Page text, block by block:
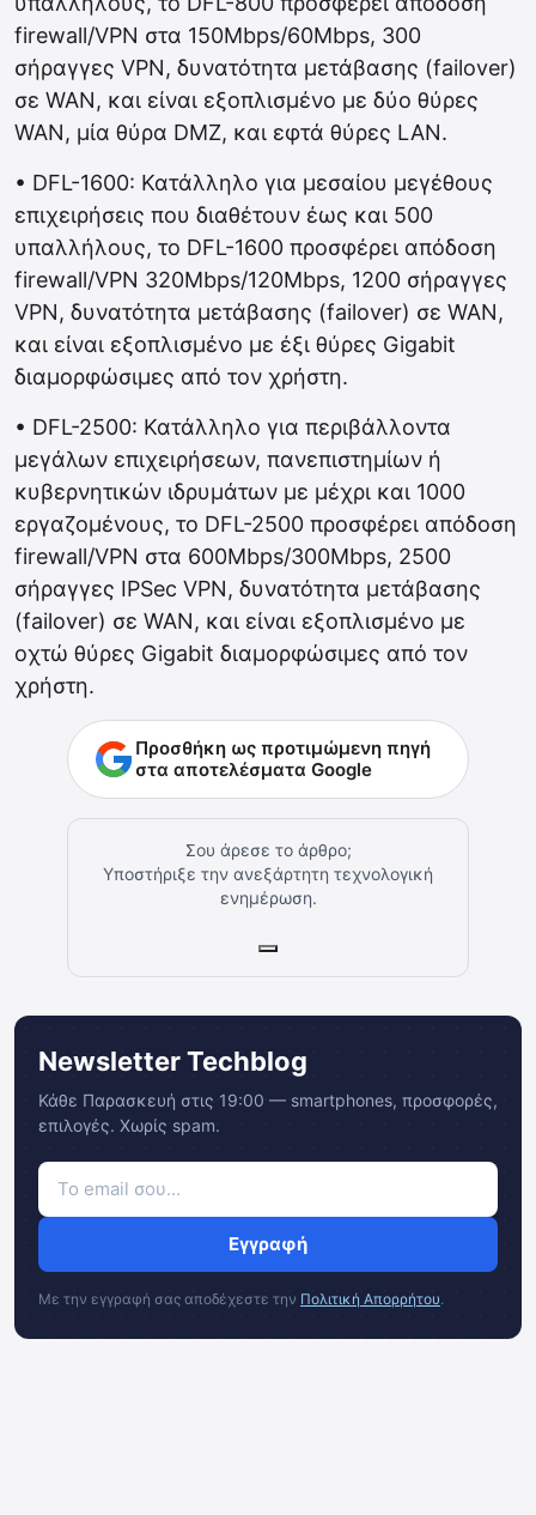
firewall/VPN στα 150Mbps/60Mbps, 300
σήραγγες VPN, δυνατότητα μετάβασης (failover)
σε WAN, και είναι εξοπλισμένο με δύο θύρες
WAN, μία θύρα DMZ, και εφτά θύρες LAN.
• DFL-1600: Κατάλληλο για μεσαίου μεγέθους
επιχειρήσεις που διαθέτουν έως και 500
υπαλλήλους, το DFL-1600 προσφέρει απόδοση
firewall/VPN 320Mbps/120Mbps, 1200 σήραγγες
VPN, δυνατότητα μετάβασης (failover) σε WAN,
και είναι εξοπλισμένο με έξι θύρες Gigabit
διαμορφώσιμες από τον χρήστη.
• DFL-2500: Κατάλληλο για περιβάλλοντα
μεγάλων επιχειρήσεων, πανεπιστημίων ή
κυβερνητικών ιδρυμάτων με μέχρι και 1000
εργαζομένους, το DFL-2500 προσφέρει απόδοση
firewall/VPN στα 600Mbps/300Mbps, 2500
σήραγγες IPSec VPN, δυνατότητα μετάβασης
(failover) σε WAN, και είναι εξοπλισμένο με
οχτώ θύρες Gigabit διαμορφώσιμες από τον
χρήστη.
Προσθήκη ως προτιμώμενη πηγή
στα αποτελέσματα Google
Σου άρεσε το άρθρο;
Υποστήριξε την ανεξάρτητη τεχνολογική
ενημέρωση.
Newsletter Techblog
Κάθε Παρασκευή στις 19:00 — smartphones, προσφορές,
επιλογές. Χωρίς spam.
Εγγραφή
Με την εγγραφή σας αποδέχεστε την Πολιτική Απορρήτου.